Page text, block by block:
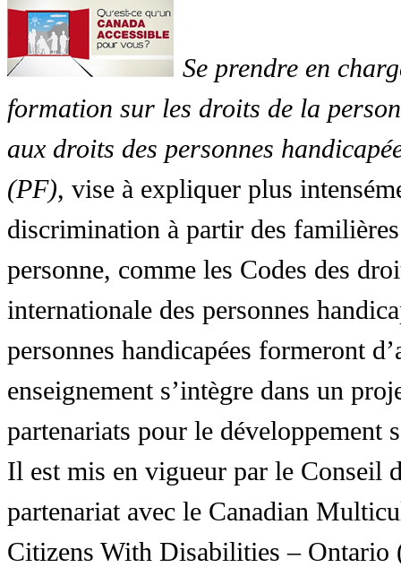
Se prendre en
formation sur les droits de la
aux droits des personnes
(PF), vise à expliquer plus
discrimination à partir des
personne, comme les Codes des
internationale des personnes
personnes handicapées formeront
enseignement s’intègre dans un
partenariats pour le développement
Il est mis en vigueur par le Conseil
partenariat avec le Canadian
Citizens With Disabilities – Ontario